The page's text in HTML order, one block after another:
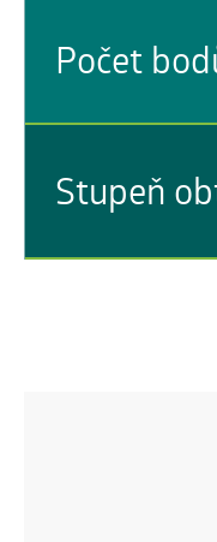
Počet
Stupeň